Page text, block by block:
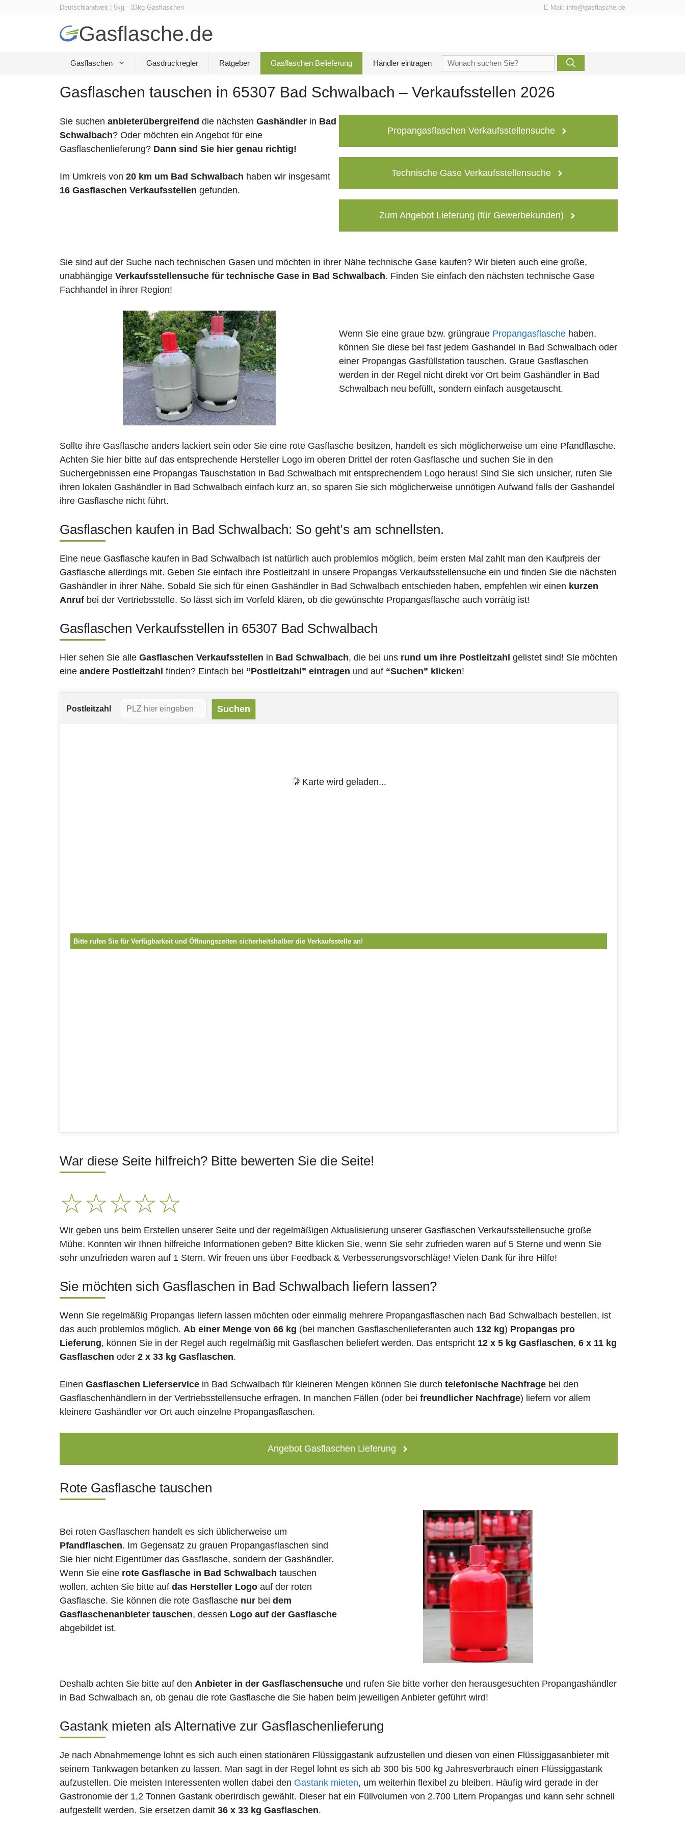
E-Mail: info@gasflasche.de
Deutschlandweit | 5kg - 33kg Gasflaschen
Gasflaschen Gasdruckregler Ratgeber Gasflaschen Belieferung Händler eintragen
Suche
Gasflaschen tauschen in 65307 Bad Schwalbach – Verkaufsstellen 2026
Sie suchen anbieterübergreifend die nächsten Gashändler in Bad
Schwalbach? Oder möchten ein Angebot für eine
Gasflaschenlieferung? Dann sind Sie hier genau richtig!
Im Umkreis von 20 km um Bad Schwalbach haben wir insgesamt
16 Gasflaschen Verkaufsstellen gefunden.
Propangasflaschen Verkaufsstellensuche
Technische Gase Verkaufsstellensuche
Zum Angebot Lieferung (für Gewerbekunden)
Sie sind auf der Suche nach technischen Gasen und möchten in ihrer Nähe technische Gase kaufen? Wir bieten auch eine große,
unabhängige Verkaufsstellensuche für technische Gase in Bad Schwalbach. Finden Sie einfach den nächsten technische Gase
Fachhandel in ihrer Region!
Wenn Sie eine graue bzw. grüngraue Propangasflaschehaben,
können Sie diese bei fast jedem Gashandel in Bad Schwalbach oder
einer Propangas Gasfüllstation tauschen. Graue Gasflaschen
werden in der Regel nicht direkt vor Ort beim Gashändler in Bad
Schwalbach neu befüllt, sondern einfach ausgetauscht.
Sollte ihre Gasflasche anders lackiert sein oder Sie eine rote Gasflasche besitzen, handelt es sich möglicherweise um eine Pfandflasche.
Achten Sie hier bitte auf das entsprechende Hersteller Logo im oberen Drittel der roten Gasflasche und suchen Sie in den
Suchergebnissen eine Propangas Tauschstation in Bad Schwalbach mit entsprechendem Logo heraus! Sind Sie sich unsicher, rufen Sie
ihren lokalen Gashändler in Bad Schwalbach einfach kurz an, so sparen Sie sich möglicherweise unnötigen Aufwand falls der Gashandel
ihre Gasflasche nicht führt.
Gasflaschen kaufen in Bad Schwalbach: So geht’s am schnellsten.
Eine neue Gasflasche kaufen in Bad Schwalbach ist natürlich auch problemlos möglich, beim ersten Mal zahlt man den Kaufpreis der
Gasflasche allerdings mit. Geben Sie einfach ihre Postleitzahl in unsere Propangas Verkaufsstellensuche ein und finden Sie die nächsten
Gashändler in ihrer Nähe. Sobald Sie sich für einen Gashändler in Bad Schwalbach entschieden haben, empfehlen wir einen kurzen
Anruf bei der Vertriebsstelle. So lässt sich im Vorfeld klären, ob die gewünschte Propangasflasche auch vorrätig ist!
Gasflaschen Verkaufsstellen in 65307 Bad Schwalbach
Hier sehen Sie alle Gasflaschen Verkaufsstellen in Bad Schwalbach, die bei uns rund um ihre Postleitzahl gelistet sind! Sie möchten
eine andere Postleitzahl finden? Einfach bei “Postleitzahl” eintragen und auf “Suchen” klicken!
Postleitzahl
Karte wird geladen...
Bitte rufen Sie für Verfügbarkeit und Öffnungszeiten sicherheitshalber die Verkaufsstelle an!
War diese Seite hilfreich? Bitte bewerten Sie die Seite!
☆☆☆☆☆
Wir geben uns beim Erstellen unserer Seite und der regelmäßigen Aktualisierung unserer Gasflaschen Verkaufsstellensuche große
Mühe. Konnten wir Ihnen hilfreiche Informationen geben? Bitte klicken Sie, wenn Sie sehr zufrieden waren auf 5 Sterne und wenn Sie
sehr unzufrieden waren auf 1 Stern. Wir freuen uns über Feedback & Verbesserungsvorschläge! Vielen Dank für ihre Hilfe!
Sie möchten sich Gasflaschen in Bad Schwalbach liefern lassen?
Wenn Sie regelmäßig Propangas liefern lassen möchten oder einmalig mehrere Propangasflaschen nach Bad Schwalbach bestellen, ist
das auch problemlos möglich. Ab einer Menge von 66 kg (bei manchen Gasflaschenlieferanten auch 132 kg) Propangas pro
Lieferung, können Sie in der Regel auch regelmäßig mit Gasflaschen beliefert werden. Das entspricht 12 x 5 kg Gasflaschen, 6 x 11 kg
Gasflaschen oder 2 x 33 kg Gasflaschen.
Einen Gasflaschen Lieferservice in Bad Schwalbach für kleineren Mengen können Sie durch telefonische Nachfrage bei den
Gasflaschenhändlern in der Vertriebsstellensuche erfragen. In manchen Fällen (oder bei freundlicher Nachfrage) liefern vor allem
kleinere Gashändler vor Ort auch einzelne Propangasflaschen.
Angebot Gasflaschen Lieferung
Rote Gasflasche tauschen
Bei roten Gasflaschen handelt es sich üblicherweise um
Pfandflaschen. Im Gegensatz zu grauen Propangasflaschen sind
Sie hier nicht Eigentümer das Gasflasche, sondern der Gashändler.
Wenn Sie eine rote Gasflasche in Bad Schwalbach tauschen
wollen, achten Sie bitte auf das Hersteller Logo auf der roten
Gasflasche. Sie können die rote Gasflasche nur bei dem
Gasflaschenanbieter tauschen, dessen Logo auf der Gasflasche
abgebildet ist.
Deshalb achten Sie bitte auf den Anbieter in der Gasflaschensuche und rufen Sie bitte vorher den herausgesuchten Propangashändler
in Bad Schwalbach an, ob genau die rote Gasflasche die Sie haben beim jeweiligen Anbieter geführt wird!
Gastank mieten als Alternative zur Gasflaschenlieferung
Je nach Abnahmemenge lohnt es sich auch einen stationären Flüssiggastank aufzustellen und diesen von einen Flüssiggasanbieter mit
seinem Tankwagen betanken zu lassen. Man sagt in der Regel lohnt es sich ab 300 bis 500 kg Jahresverbrauch einen Flüssiggastank
aufzustellen. Die meisten Interessenten wollen dabei den Gastank mieten, um weiterhin flexibel zu bleiben. Häufig wird gerade in der
Gastronomie der 1,2 Tonnen Gastank oberirdisch gewählt. Dieser hat ein Füllvolumen von 2.700 Litern Propangas und kann sehr schnell
aufgestellt werden. Sie ersetzen damit 36 x 33 kg Gasflaschen.